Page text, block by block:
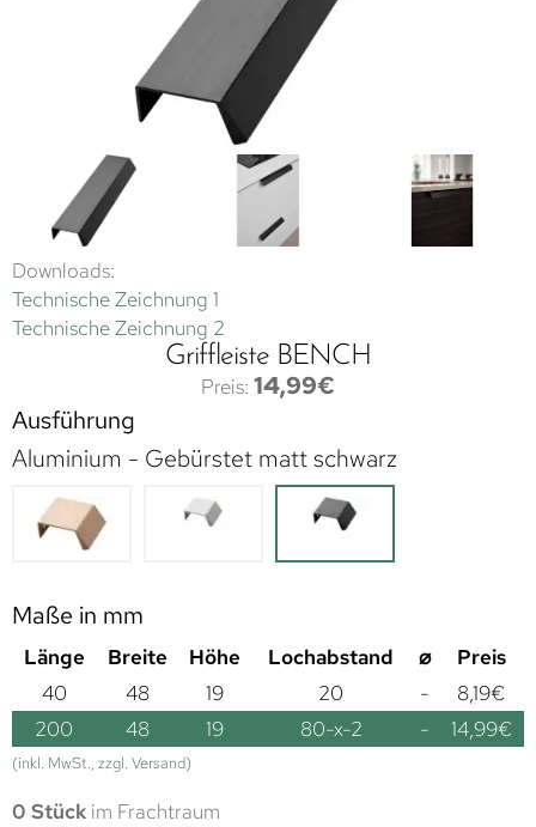
Downloads:
Technische Zeichnung 1
Technische Zeichnung 2
Griffleiste BENCH
14,99€
Ausführung
Aluminium - Gebürstet matt schwarz
Maße in mm
Länge Breite Höhe Lochabstand ⌀
Preis
40
48 19 20 - 8,19€
200
48 19 80-x-2 - 14,99€
(inkl. MwSt., zzgl. Versand)
0 Stück im Frachtraum